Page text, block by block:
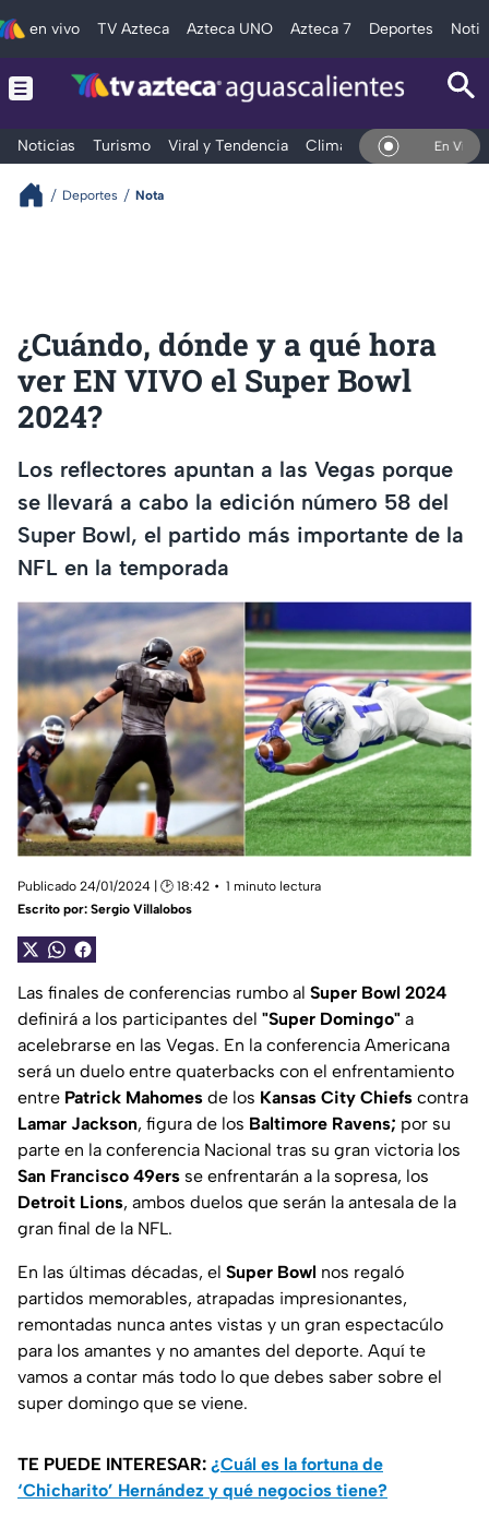
en vivo TV Azteca Azteca UNO Azteca 7 Deportes
Noticias Turismo Viral y Tendencia Clima Deportes En Vivo
Deportes Nota
¿Cuándo, dónde y a qué hora
ver EN VIVO el Super Bowl
2024?
Los reflectores apuntan a las Vegas porque
se llevará a cabo la edición número 58 del
Super Bowl, el partido más importante de la
NFL en la temporada
Publicado 24/01/2024 | 🕑 18:42
1 minuto lectura
Escrito por: Sergio Villalobos
Las finales de conferencias rumbo al Super Bowl 2024
definirá a los participantes del "Super Domingo" a
acelebrarse en las Vegas. En la conferencia Americana
será un duelo entre quaterbacks con el enfrentamiento
entre Patrick Mahomes de los Kansas City Chiefs contra
Lamar Jackson, figura de los Baltimore Ravens; por su
parte en la conferencia Nacional tras su gran victoria los
San Francisco 49ers se enfrentarán a la sopresa, los
Detroit Lions, ambos duelos que serán la antesala de la
gran final de la NFL.
En las últimas décadas, el Super Bowl nos regaló
partidos memorables, atrapadas impresionantes,
remontadas nunca antes vistas y un gran espectacúlo
para los amantes y no amantes del deporte. Aquí te
vamos a contar más todo lo que debes saber sobre el
super domingo que se viene.
TE PUEDE INTERESAR: ¿Cuál es la fortuna de
‘Chicharito’ Hernández y qué negocios tiene?